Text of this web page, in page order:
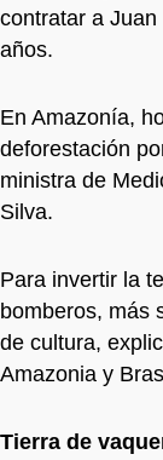
contratar a
años.
En Amazonía,
deforestación
ministra de
Silva.
Para invertir la
bomberos, más
de cultura,
Amazonia y
Tierra de